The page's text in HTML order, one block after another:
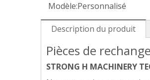
Modèle:Personnalisé
Description du produit
Pièces de
STRONG H MACHINERY